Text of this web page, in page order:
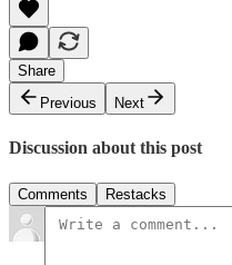
Share
Previous
Next
Discussion about this post
Comments Restacks